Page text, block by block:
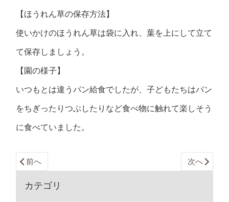
【ほうれん草の保存方法】
使いかけのほうれん草は袋に入れ、葉を上にして立て
て保存しましょう。
【園の様子】
いつもとは違うパン給食でしたが、子どもたちはパン
をちぎったりつぶしたりなど食べ物に触れて楽しそう
に食べていました。
前へ 次へ
カテゴリ